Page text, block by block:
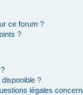
ce forum ?
?
disponible ?
légales